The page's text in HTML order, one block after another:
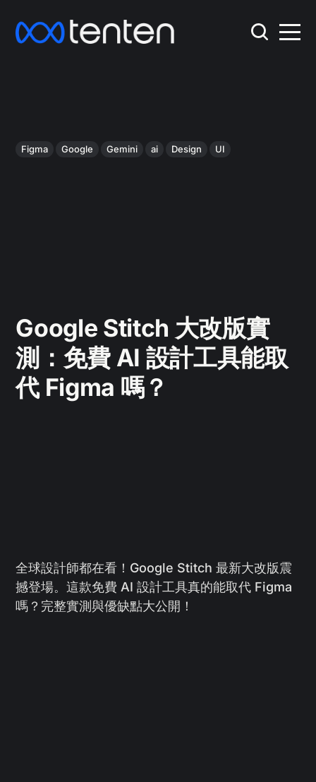
Figma Google Gemini ai Design UI
Google Stitch 大改版實
測：免費 AI 設計工具能取
代 Figma 嗎？
全球設計師都在看！Google Stitch 最新大改版震
撼登場。這款免費 AI 設計工具真的能取代 Figma
嗎？完整實測與優缺點大公開！